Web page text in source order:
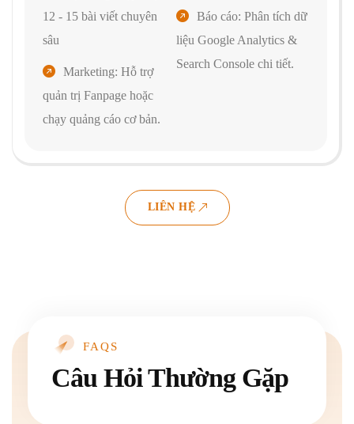
12 - 15 bài viết chuyên
sâu
Marketing: Hỗ trợ
quản trị Fanpage hoặc
chạy quảng cáo cơ bản.
Báo cáo: Phân tích dữ
liệu Google Analytics &
Search Console chi tiết.
LIÊN HỆ
FAQS
Câu Hỏi Thường Gặp